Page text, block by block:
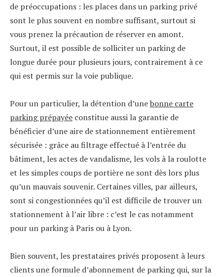
de préoccupations : les places dans un parking privé
sont le plus souvent en nombre suffisant, surtout si
vous prenez la précaution de réserver en amont.
Surtout, il est possible de solliciter un parking de
longue durée pour plusieurs jours, contrairement à ce
qui est permis sur la voie publique.
Pour un particulier, la détention d’unebonne carte
parking prépayée constitue aussi la garantie de
bénéficier d’une aire de stationnement entièrement
sécurisée : grâce au filtrage effectué à l’entrée du
bâtiment, les actes de vandalisme, les vols à la roulotte
et les simples coups de portière ne sont dès lors plus
qu’un mauvais souvenir. Certaines villes, par ailleurs,
sont si congestionnées qu’il est difficile de trouver un
stationnement à l’air libre : c’est le cas notamment
pour un parking à Paris ou à Lyon.
Bien souvent, les prestataires privés proposent à leurs
clients une formule d’abonnement de parking qui, sur la